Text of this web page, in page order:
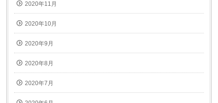
2020年11月
2020年10月
2020年9月
2020年8月
2020年7月